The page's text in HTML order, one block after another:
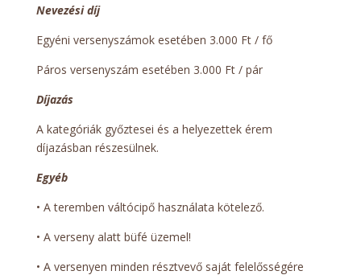
Nevezési díj
Egyéni versenyszámok esetében 3.000 Ft / fő
Páros versenyszám esetében 3.000 Ft / pár
Díjazás
A kategóriák győztesei és a helyezettek érem
díjazásban részesülnek.
Egyéb
• A teremben váltócipő használata kötelező.
• A verseny alatt büfé üzemel!
• A versenyen minden résztvevő saját felelősségére